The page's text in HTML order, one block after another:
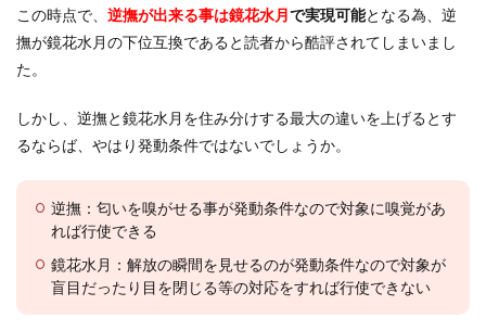
この時点で、 逆撫が出来る事は鏡花水月で実現可能となる為、逆
撫が鏡花水月の下位互換であると読者から酷評されてしまいまし
た。
しかし、逆撫と鏡花水月を住み分けする最大の違いを上げるとす
るならば、やはり発動条件ではないでしょうか。
逆撫：匂いを嗅がせる事が発動条件なので対象に嗅覚があ
れば行使できる
鏡花水月：解放の瞬間を見せるのが発動条件なので対象が
盲目だったり目を閉じる等の対応をすれば行使できない